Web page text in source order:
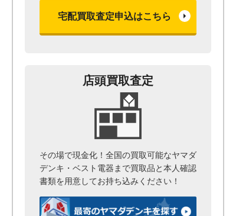
宅配買取査定申込はこちら
店頭買取査定
その場で現金化！全国の買取可能なヤマダ
デンキ・ベスト電器まで買取品と本人確認
書類を用意してお持ち込みください！